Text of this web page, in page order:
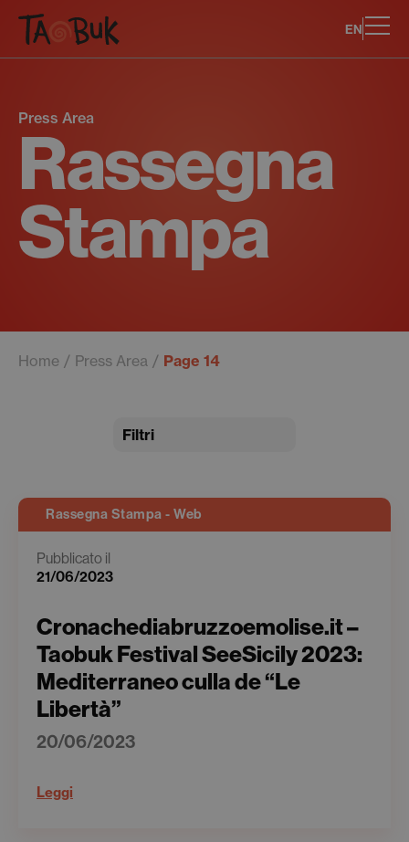
EN
Press Area
Rassegna
Stampa
Home Press Area Page 14
Filtri
Rassegna Stampa - Web
Pubblicato il
21/06/2023
Cronachediabruzzoemolise.it –
Taobuk Festival SeeSicily 2023:
Mediterraneo culla de “Le
Libertà”
20/06/2023
Leggi